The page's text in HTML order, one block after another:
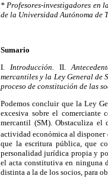
* Profesores-investigadores en
de la Universidad Autónoma de
Sumario
I. Introducción. II.
mercantiles y la Ley General de
proceso de constitución de las
Podemos concluir que la Ley
excesiva sobre el comerciante
mercantil (SM). Obstaculiza el
actividad económica al
que la escritura pública, que
personalidad jurídica propia y
el acta constitutiva en ninguna
distinta a la de los socios, para